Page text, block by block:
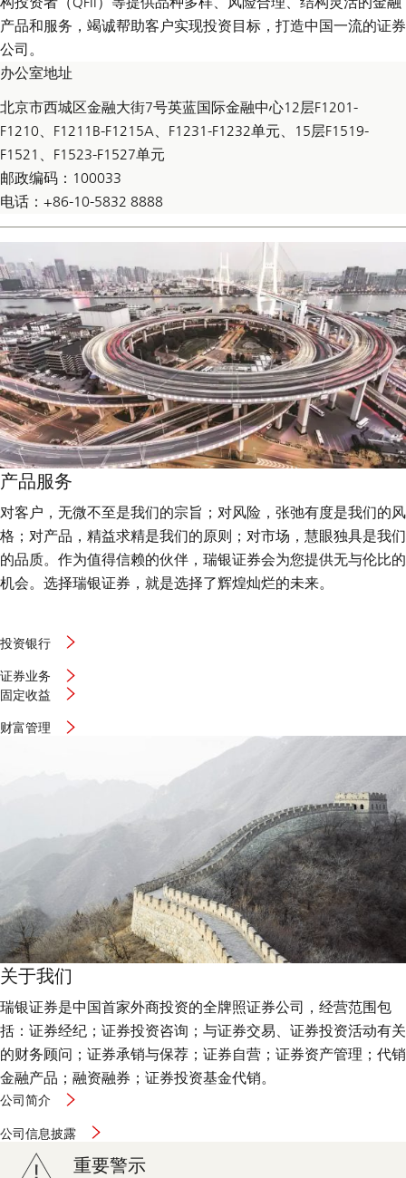
产品和服务，竭诚帮助客户实现投资目标，打造中国一流的证券
公司。
办公室地址
北京市西城区金融大街7号英蓝国际金融中心12层F1201-
F1210、F1211B-F1215A、F1231-F1232单元、15层F1519-
F1521、F1523-F1527单元
邮政编码：100033
电话：+86-10-5832 8888
产品服务
对客户，无微不至是我们的宗旨；对风险，张弛有度是我们的风
格；对产品，精益求精是我们的原则；对市场，慧眼独具是我们
的品质。作为值得信赖的伙伴，瑞银证券会为您提供无与伦比的
机会。选择瑞银证券，就是选择了辉煌灿烂的未来。
投资银行
证券业务
固定收益
财富管理
关于我们
瑞银证券是中国首家外商投资的全牌照证券公司，经营范围包
括：证券经纪；证券投资咨询；与证券交易、证券投资活动有关
的财务顾问；证券承销与保荐；证券自营；证券资产管理；代销
金融产品；融资融券；证券投资基金代销。
公司简介
公司信息披露
重要警示